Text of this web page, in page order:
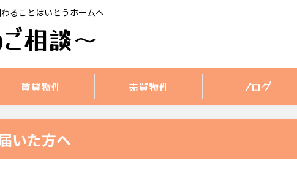
ることはいとうホームへ
相談〜
賃貸物件 売買物件 ブログ
いた方へ